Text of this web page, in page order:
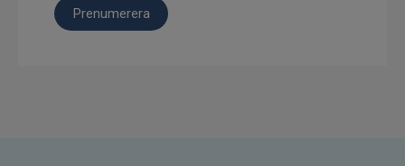
Prenumerera